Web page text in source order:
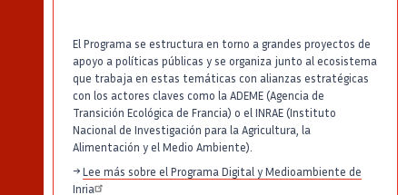
El Programa se estructura en torno a grandes proyectos de
apoyo a políticas públicas y se organiza junto al ecosistema
que trabaja en estas temáticas con alianzas estratégicas
con los actores claves como la ADEME (Agencia de
Transición Ecológica de Francia) o el INRAE (Instituto
Nacional de Investigación para la Agricultura, la
Alimentación y el Medio Ambiente).
→ Lee más sobre el Programa Digital y Medioambiente de
Inria